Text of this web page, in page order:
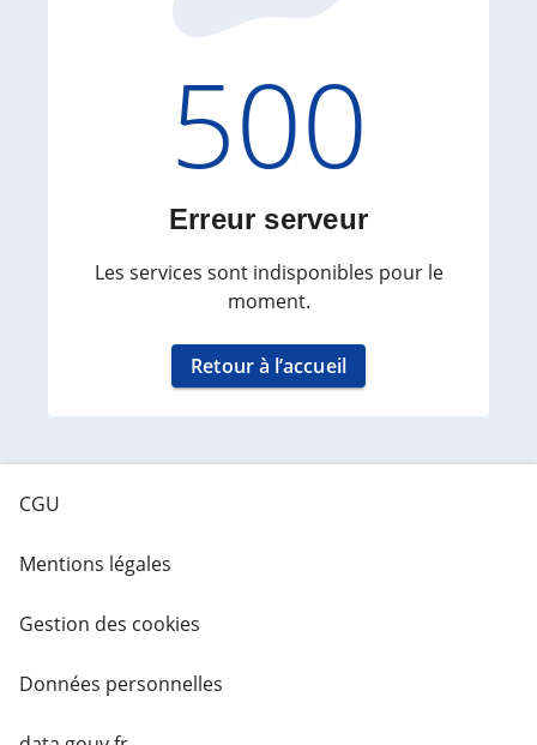
Code
500
Erreur serveur
Les services sont indisponibles pour le
moment.
Retour à l’accueil
CGU
Mentions légales
Gestion des cookies
Données personnelles